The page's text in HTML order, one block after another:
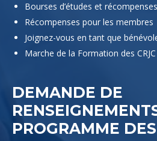
Bourses d’études et
Récompenses pour les membres
Joignez-vous en tant que
Marche de la Formation des CRJC
DEMANDE DE
PROGRAMME